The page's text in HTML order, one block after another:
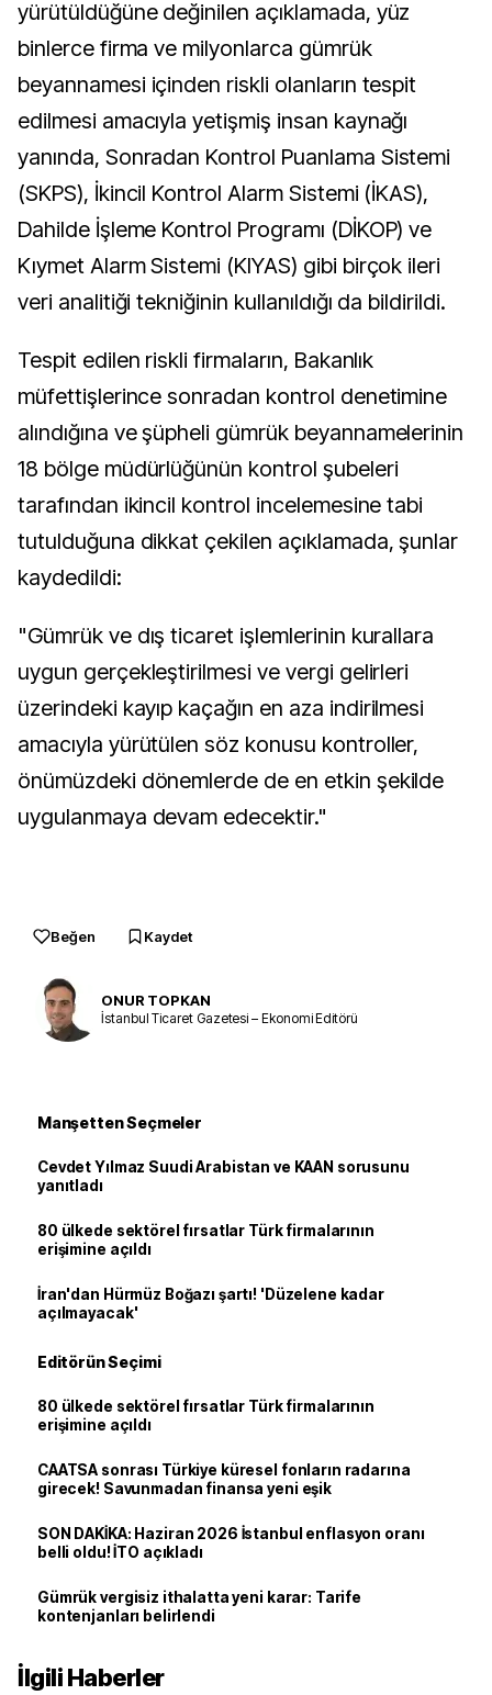
yürütüldüğüne değinilen açıklamada, yüz
binlerce firma ve milyonlarca gümrük
beyannamesi içinden riskli olanların tespit
edilmesi amacıyla yetişmiş insan kaynağı
yanında, Sonradan Kontrol Puanlama Sistemi
(SKPS), İkincil Kontrol Alarm Sistemi (İKAS),
Dahilde İşleme Kontrol Programı (DİKOP) ve
Kıymet Alarm Sistemi (KIYAS) gibi birçok ileri
veri analitiği tekniğinin kullanıldığı da bildirildi.
Tespit edilen riskli firmaların, Bakanlık
müfettişlerince sonradan kontrol denetimine
alındığına ve şüpheli gümrük beyannamelerinin
18 bölge müdürlüğünün kontrol şubeleri
tarafından ikincil kontrol incelemesine tabi
tutulduğuna dikkat çekilen açıklamada, şunlar
kaydedildi:
"Gümrük ve dış ticaret işlemlerinin kurallara
uygun gerçekleştirilmesi ve vergi gelirleri
üzerindeki kayıp kaçağın en aza indirilmesi
amacıyla yürütülen söz konusu kontroller,
önümüzdeki dönemlerde de en etkin şekilde
uygulanmaya devam edecektir."
Beğen Kaydet
ONUR TOPKAN
İstanbul Ticaret Gazetesi – Ekonomi Editörü
Manşetten Seçmeler
Cevdet Yılmaz Suudi Arabistan ve KAAN sorusunu
yanıtladı
80 ülkede sektörel fırsatlar Türk firmalarının
erişimine açıldı
İran'dan Hürmüz Boğazı şartı! 'Düzelene kadar
açılmayacak'
Editörün Seçimi
80 ülkede sektörel fırsatlar Türk firmalarının
erişimine açıldı
CAATSA sonrası Türkiye küresel fonların radarına
girecek! Savunmadan finansa yeni eşik
SON DAKİKA: Haziran 2026 İstanbul enflasyon oranı
belli oldu! İTO açıkladı
Gümrük vergisiz ithalatta yeni karar: Tarife
kontenjanları belirlendi
İlgili Haberler